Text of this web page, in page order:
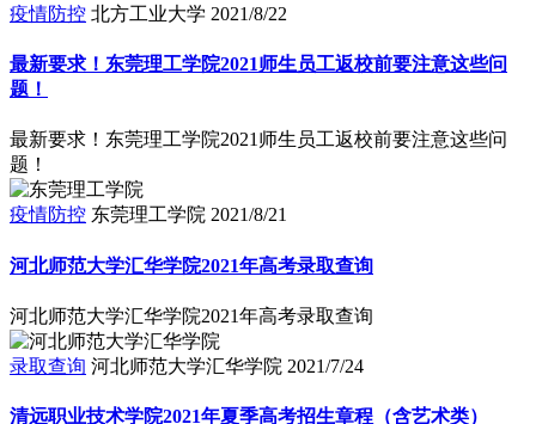
疫情防控 北方工业大学 2021/8/22
最新要求！东莞理工学院2021师生员工返校前要注意这些问
题！
最新要求！东莞理工学院2021师生员工返校前要注意这些问
题！
疫情防控 东莞理工学院 2021/8/21
河北师范大学汇华学院2021年高考录取查询
河北师范大学汇华学院2021年高考录取查询
录取查询 河北师范大学汇华学院 2021/7/24
清远职业技术学院2021年夏季高考招生章程（含艺术类）